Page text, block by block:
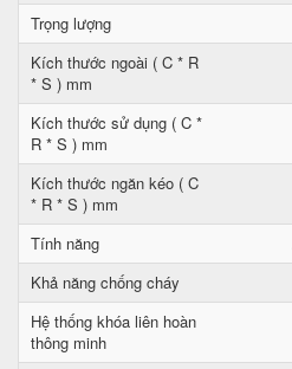
Trọng lượng
Kích thước ngoài ( C * R
* S ) mm
Kích thước sử dụng ( C *
R * S ) mm
Kích thước ngăn kéo ( C
* R * S ) mm
Tính năng
Khả năng chống cháy
Hệ thống khóa liên hoàn
thông minh